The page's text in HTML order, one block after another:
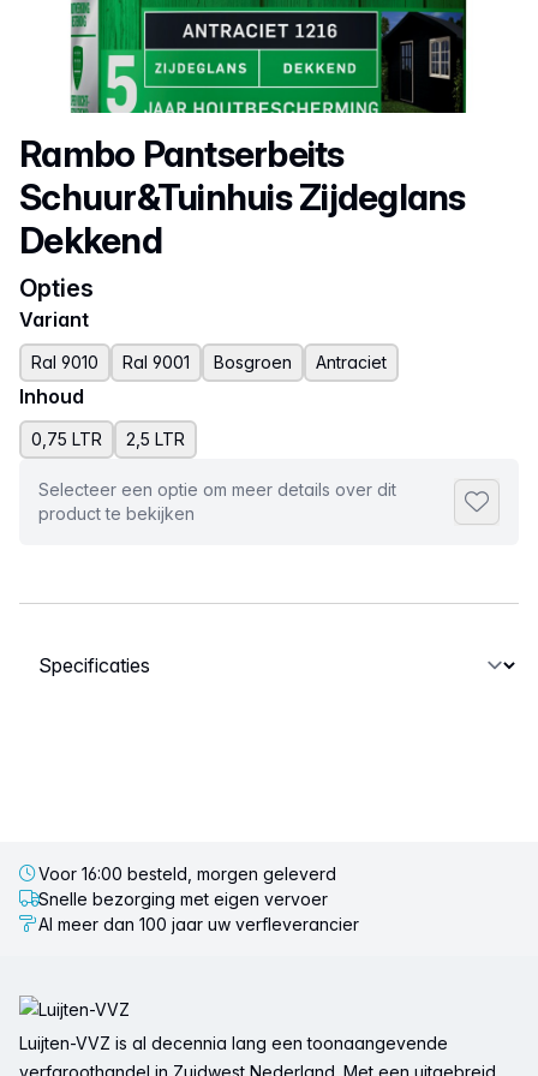
Productnaam
Rambo Pantserbeits
Schuur&Tuinhuis Zijdeglans
Dekkend
Opties
Variant
Ral 9010 Ral 9001 Bosgroen Antraciet
Inhoud
0,75 LTR 2,5 LTR
Selecteer een optie om meer details over dit
product te bekijken
Selecteer een tabblad
Voor 16:00 besteld, morgen geleverd
Snelle bezorging met eigen vervoer
Al meer dan 100 jaar uw verfleverancier
Luijten-VVZ is al decennia lang een toonaangevende
verfgroothandel in Zuidwest Nederland. Met een uitgebreid